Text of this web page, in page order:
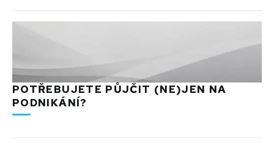
POTŘEBUJETE PŮJČIT (NE)JEN NA
PODNIKÁNÍ?